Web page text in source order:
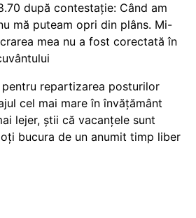
după contestație: Când am
mă puteam opri din plâns. Mi-
mea nu a fost corectată în
repartizarea posturilor
cel mai mare în învățământ
lejer, știi că vacanțele sunt
bucura de un anumit timp liber